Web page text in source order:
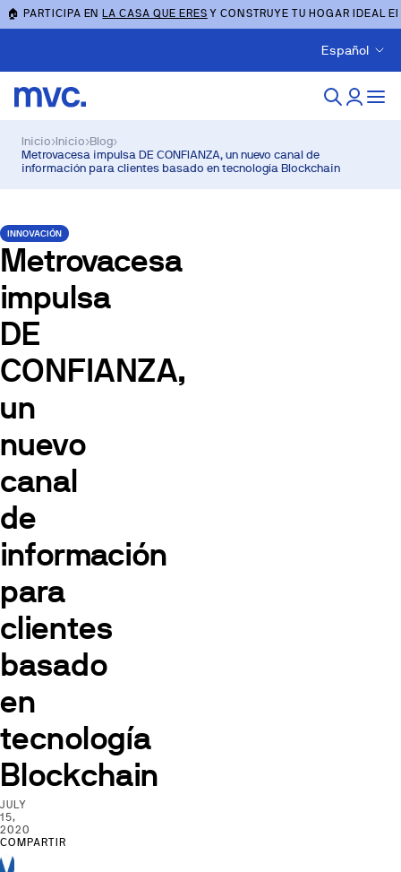
🏠 PARTICIPA ENLA CASA QUE ERES Y CONSTRUYE TU HOGAR IDEAL
Español
Inicio›Inicio›Blog›
Metrovacesa impulsa DE CONFIANZA, un nuevo canal de
información para clientes basado en tecnología Blockchain
INNOVACIÓN
Metrovacesa
impulsa
DE
CONFIANZA,
un
nuevo
canal
de
información
para
clientes
basado
en
tecnología
Blockchain
JULY
15,
2020
COMPARTIR